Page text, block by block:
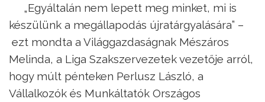
„Egyáltalán nem lepett meg minket, mi is
készülünk a megállapodás újratárgyalására” –
ezt mondta a Világgazdaságnak Mészáros
Melinda, a Liga Szakszervezetek vezetője arról,
hogy múlt pénteken Perlusz László, a
Vállalkozók és Munkáltatók Országos